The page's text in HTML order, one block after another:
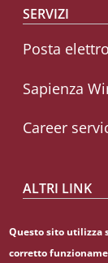
SERVIZI
Posta
Sapienza
Career
ALTRI LINK
CIAO
Questo sito utilizza
corretto